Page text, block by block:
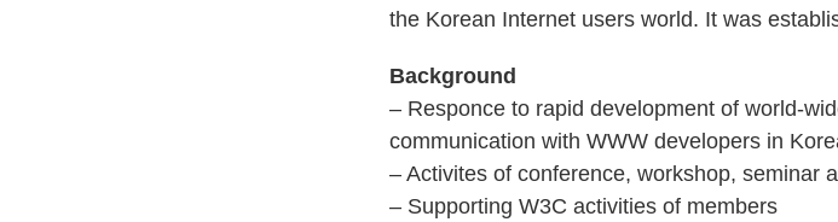
the Korean Internet users world. It was
Background
– Responce to rapid development of world-
communication with WWW developers in
– Activites of conference, workshop, seminar
– Supporting W3C activities of members